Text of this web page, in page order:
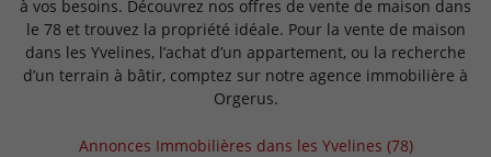
à vos besoins. Découvrez nos offres de vente de maison dans
le 78 et trouvez la propriété idéale. Pour la vente de maison
dans les Yvelines, l’achat d’un appartement, ou la recherche
d’un terrain à bâtir, comptez sur notre agence immobilière à
Orgerus.
Annonces Immobilières dans les Yvelines (78)